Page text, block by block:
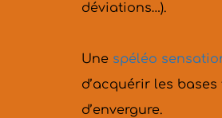
déviations…).
Une spéléo
d’acquérir les
d’envergure.